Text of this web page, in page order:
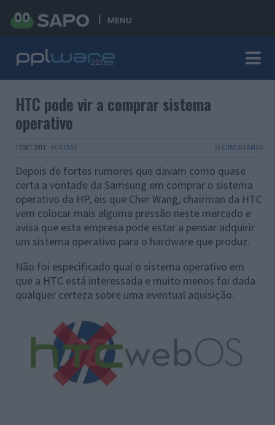
MENU
HTC pode vir a comprar sistema
operativo
13 SET 2011 · NOTÍCIAS 26 COMENTÁRIOS
Depois de fortes rumores que davam como quase
certa a vontade da Samsung em comprar o sistema
operativo da HP, eis que Cher Wang, chairman da HTC
vem colocar mais alguma pressão neste mercado e
avisa que esta empresa pode estar a pensar adquirir
um sistema operativo para o hardware que produz.
Não foi especificado qual o sistema operativo em
que a HTC está interessada e muito menos foi dada
qualquer certeza sobre uma eventual aquisição.